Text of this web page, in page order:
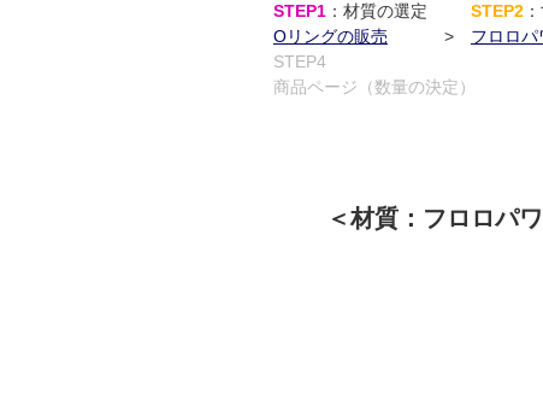
STEP1 ：材質の選定
Oリングの販売
>
STEP2
フロロ
STEP4
商品ページ（数量の決定）
＜材質：フロロパ